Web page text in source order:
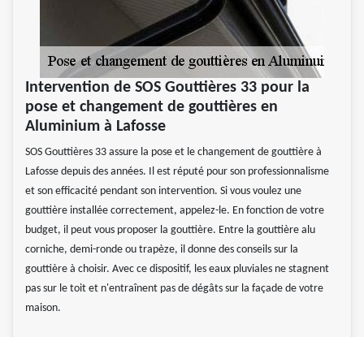
Intervention de SOS Gouttières 33 pour la
pose et changement de gouttières en
Aluminium à Lafosse
SOS Gouttières 33 assure la pose et le changement de gouttière à
Lafosse depuis des années. Il est réputé pour son professionnalisme
et son efficacité pendant son intervention. Si vous voulez une
gouttière installée correctement, appelez-le. En fonction de votre
budget, il peut vous proposer la gouttière. Entre la gouttière alu
corniche, demi-ronde ou trapèze, il donne des conseils sur la
gouttière à choisir. Avec ce dispositif, les eaux pluviales ne stagnent
pas sur le toit et n'entraînent pas de dégâts sur la façade de votre
maison.